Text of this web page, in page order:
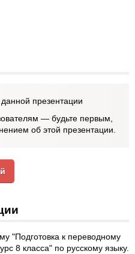
презентации
— будьте первым,
об этой презентации.
"Подготовка к переводному
8 класса" по русскому языку.